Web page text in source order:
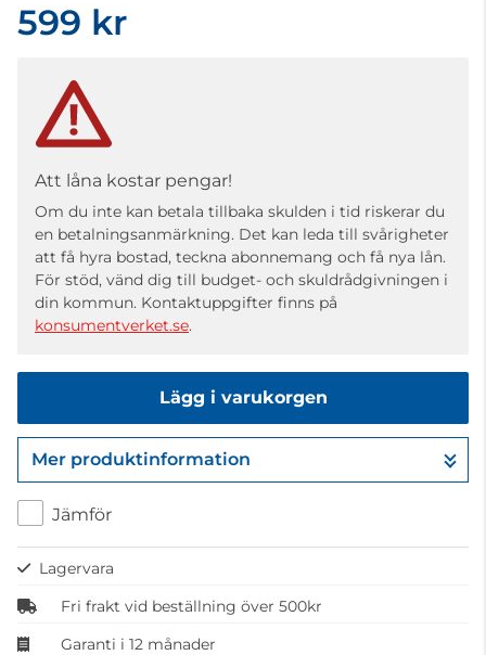
599 kr
Att låna kostar pengar!
Om du inte kan betala tillbaka skulden i tid riskerar du
en betalningsanmärkning. Det kan leda till svårigheter
att få hyra bostad, teckna abonnemang och få nya lån.
För stöd, vänd dig till budget- och skuldrådgivningen i
din kommun. Kontaktuppgifter finns på
konsumentverket.se.
Lägg i varukorgen
Gå till kassan
Mer produktinformation
Jämför
Lagervara
Fri frakt vid beställning över 500kr
Garanti i 12 månader